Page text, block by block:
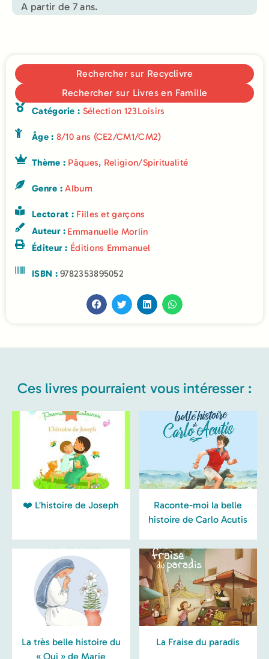
A partir de 7 ans.
Rechercher sur Recyclivre
Rechercher sur Livres en Famille
Catégorie : Sélection 123Loisirs
Âge : 8/10 ans (CE2/CM1/CM2)
Thème : Pâques, Religion/Spiritualité
Genre :Album
Lectorat : Filles et garçons
Auteur : Emmanuelle Morlin
Éditeur : Éditions Emmanuel
ISBN :9782353895052
Ces livres pourraient vous intéresser :
❤️ L’histoire de Joseph
Raconte-moi la belle
histoire de Carlo Acutis
La très belle histoire du
« Oui » de Marie
La Fraise du paradis